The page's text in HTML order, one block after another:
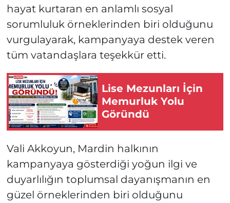
hayat kurtaran en anlamlı sosyal
sorumluluk örneklerinden biri olduğunu
vurgulayarak, kampanyaya destek veren
tüm vatandaşlara teşekkür etti.
Lise Mezunları İçin
Memurluk Yolu
Göründü
Vali Akkoyun, Mardin halkının
kampanyaya gösterdiği yoğun ilgi ve
duyarlılığın toplumsal dayanışmanın en
güzel örneklerinden biri olduğunu